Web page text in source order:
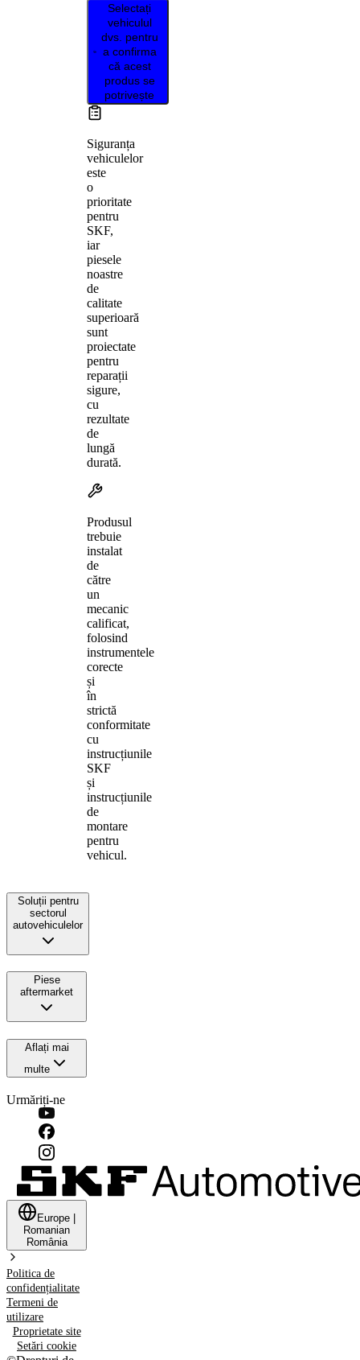
Selectați
vehiculul
dvs. pentru
a confirma
că acest
produs se
potrivește
Siguranța
vehiculelor
este
o
prioritate
pentru
SKF,
iar
piesele
noastre
de
calitate
superioară
sunt
proiectate
pentru
reparații
sigure,
cu
rezultate
de
lungă
durată.
Produsul
trebuie
instalat
de
către
un
mecanic
calificat,
folosind
instrumentele
corecte
și
în
strictă
conformitate
cu
instrucțiunile
SKF
și
instrucțiunile
de
montare
pentru
vehicul.
Soluții pentru
sectorul
autovehiculelor
Piese
aftermarket
Aflați mai
multe
Urmăriți-ne
Europe
Romanian
România
Politica de
confidențialitate
Termeni de
utilizare
Proprietate site
Setări cookie